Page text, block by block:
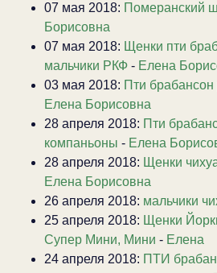
07 мая 2018: Померанский
Борисовна
07 мая 2018: Щенки пти
мальчики РКФ - Елена
03 мая 2018: Пти
Елена Борисовна
28 апреля 2018: Пти
компаньоны - Елена
28 апреля 2018: Щенки
Елена Борисовна
26 апреля 2018: мальчики
25 апреля 2018: Щенки
Супер Мини, Мини - Елена
24 апреля 2018: ПТИ